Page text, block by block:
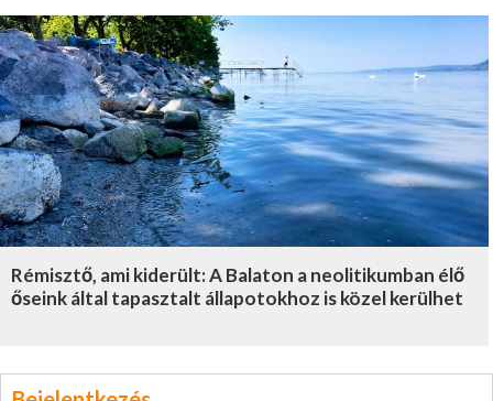
Rémisztő, ami kiderült: A Balaton a neolitikumban élő
őseink által tapasztalt állapotokhoz is közel kerülhet